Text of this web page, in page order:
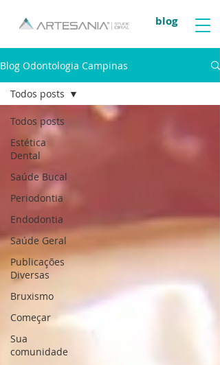
blog
Blog Odontologia Campinas
Todos posts
Estética
Dental
Saúde Bucal
Periodontia
Endodontia
Saúde Geral
Publicações
Diversas
Bruxismo
Começar
Sua
comunidade
Todos posts